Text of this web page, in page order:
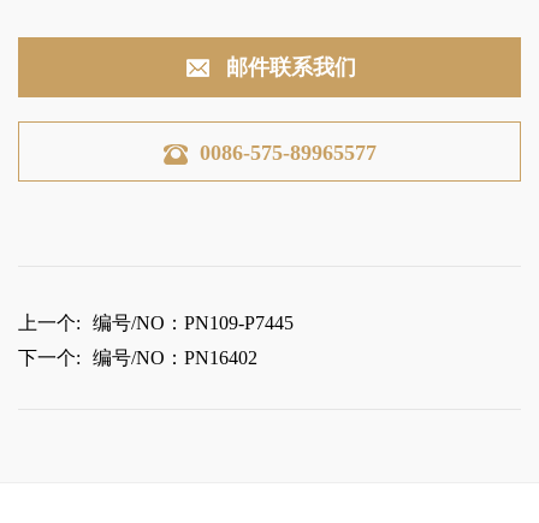
邮件联系我们
0086-575-89965577
上一个:
编号/NO：PN109-P7445
下一个:
编号/NO：PN16402